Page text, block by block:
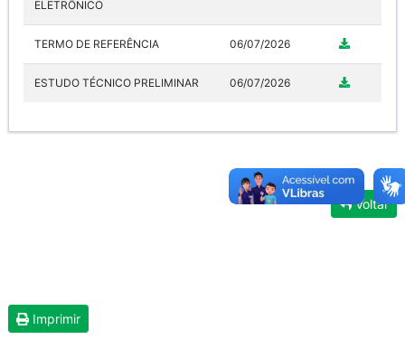
ELETRÔNICO
TERMO DE REFERÊNCIA 06/07/2026
ESTUDO TÉCNICO PRELIMINAR 06/07/2026
Voltar
Imprimir